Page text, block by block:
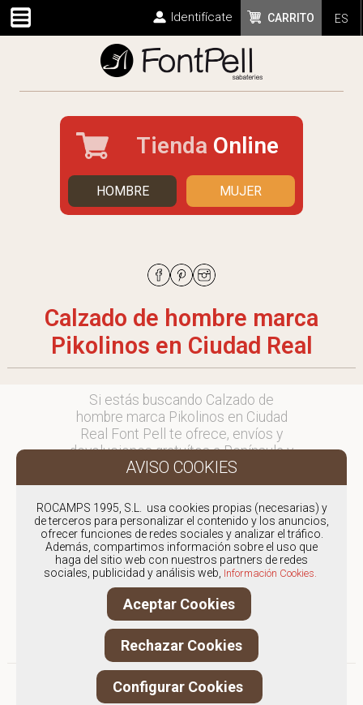
ES
CARRITO
Identifícate
Tienda Online
HOMBRE MUJER
Calzado de hombre marca
Pikolinos en Ciudad Real
Si estás buscando Calzado de
hombre marca Pikolinos en Ciudad
Real Font Pell te ofrece, envíos y
devoluciones gratuítos a Península y
Baleares, para otros destinos
consultar
en comercial@fontpell.com.
Los envíos a Ciudad Real
gestionados entre semana se
entregarán en menos de 48 horas;
los pedidos realizados en fin de
semana, el producto se enviará a
partir del lunes.
ROCAMPS 1995, S.L. usa cookies propias (necesarias) y
de terceros para personalizar el contenido y los anuncios,
ofrecer funciones de redes sociales y analizar el tráfico.
Además, compartimos información sobre el uso que
haga del sitio web con nuestros partners de redes
sociales, publicidad y análisis web, Información Cookies.
Aceptar Cookies
Rechazar Cookies
Configurar Cookies